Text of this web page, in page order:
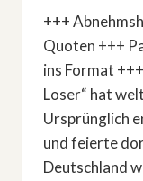
+++
Quoten +++
ins Format
Loser“ hat
Ursprünglich
und feierte
Deutschland